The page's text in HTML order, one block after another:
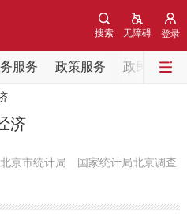
登录
无障碍
搜索
服务 政策服务 政民互动
院信息
济
京市统计局 国家统计局北京调查